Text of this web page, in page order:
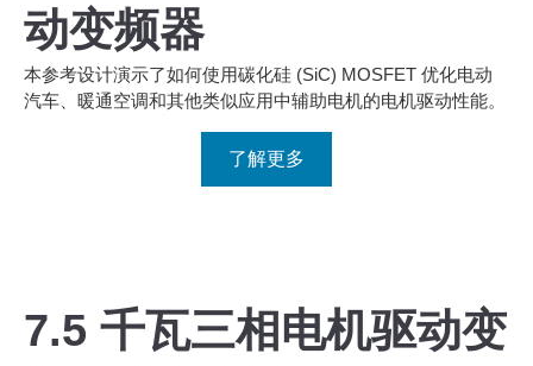
动变频器
本参考设计演示了如何使用碳化硅 (SiC) MOSFET 优化电动
汽车、暖通空调和其他类似应用中辅助电机的电机驱动性能。
了解更多
7.5 千瓦三相电机驱动变